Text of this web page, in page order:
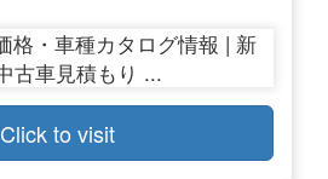
Click to visit